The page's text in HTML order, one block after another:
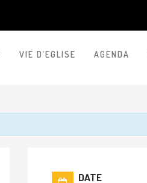
VIE D’EGLISE AGENDA
DATE